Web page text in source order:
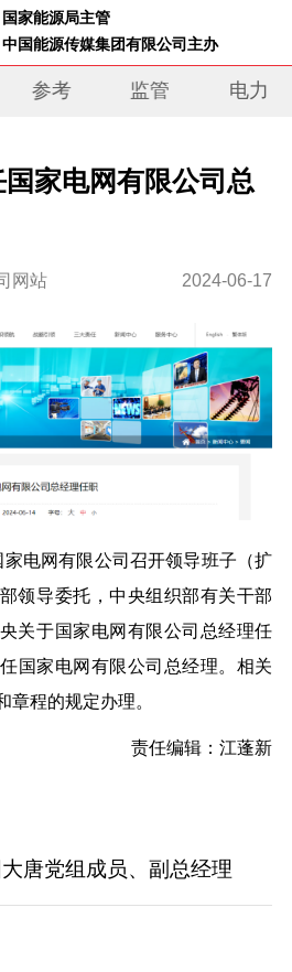
国家能源局主管
中国能源传媒集团有限公司主办
参考 监管 电力
家电网有限公司总
网站 2024-06-17
电网有限公司召开领导班子（扩
领导委托，中央组织部有关干部
关于国家电网有限公司总经理任
国家电网有限公司总经理。 相关
章程的规定办理。
责任编辑：江蓬新
唐党组成员、副总经理